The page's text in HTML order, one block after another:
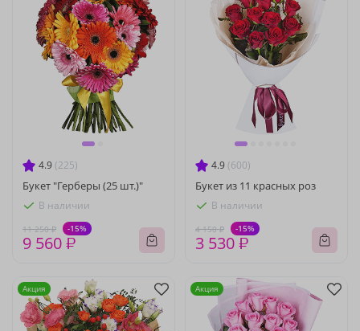
4.9 (225)
Букет "Герберы (25 шт.)"
В наличии
11 250 ₽ -15%
9 560 ₽
4.9 (600)
Букет из 11 красных роз
В наличии
4 150 ₽ -15%
3 530 ₽
Акция Акция